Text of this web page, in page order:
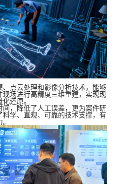
点云处理和影像分析技术，能够
场进行高精度三维重建，实现现
还原。
，降低了人工误差，更为案件研
学、直观、可靠的技术支撑，有
。